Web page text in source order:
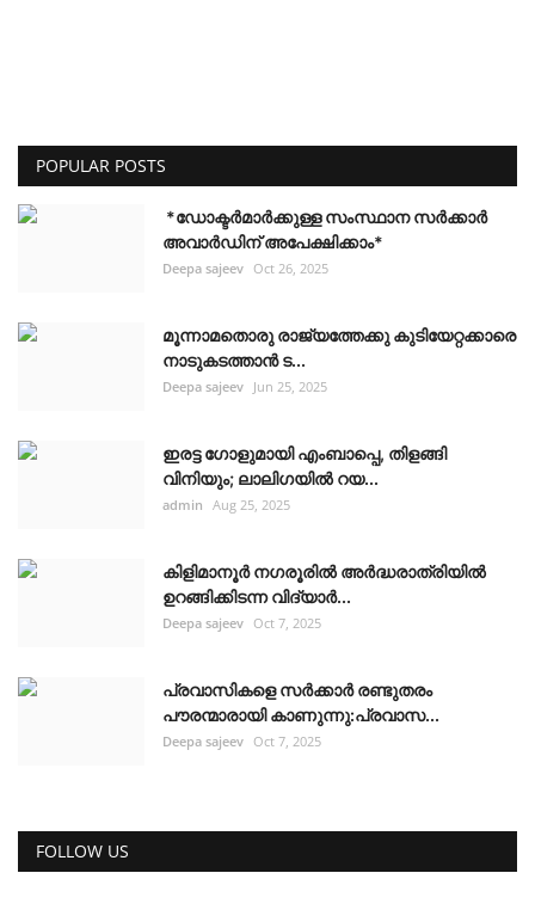
POPULAR POSTS
*ഡോക്ടർമാർക്കുള്ള സംസ്ഥാന സർക്കാർ
അവാർഡിന് അപേക്ഷിക്കാം*
Deepa sajeev Oct 26, 2025
മൂന്നാമതൊരു രാജ്യത്തേക്കു കുടിയേറ്റക്കാരെ
നാടുകടത്താൻ ട...
Deepa sajeev Jun 25, 2025
ഇരട്ട ഗോളുമായി എംബാപ്പെ, തിളങ്ങി
വിനിയും; ലാലിഗയില്‍ റയ...
admin Aug 25, 2025
കിളിമാനൂർ നഗരൂരിൽ അർദ്ധരാത്രിയിൽ
ഉറങ്ങിക്കിടന്ന വിദ്യാർ...
Deepa sajeev Oct 7, 2025
പ്രവാസികളെ സർക്കാർ രണ്ടുതരം
പൗരന്മാരായി കാണുന്നു:പ്രവാസ...
Deepa sajeev Oct 7, 2025
FOLLOW US